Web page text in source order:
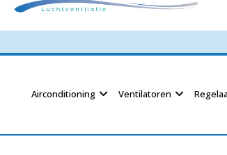
Airconditioning Ventilatoren